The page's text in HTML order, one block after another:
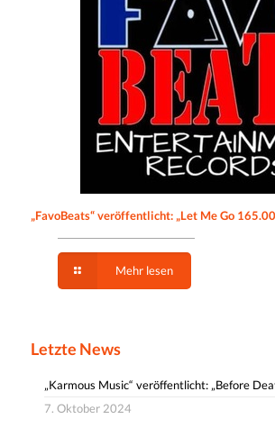
„FavoBeats“ veröffentlicht: „Let Me Go
Mehr lesen
Letzte News
„Karmous Music“ veröffentlicht: „Before
7. Oktober 2024